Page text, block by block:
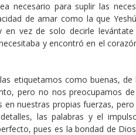
necesario para suplir las
de amar como la que
vez de solo decirle
y encontró en el
etiquetamos como buenas,
pero no nos preocupamos
nuestras propias fuerzas,
las palabras y el
pues es la bondad de